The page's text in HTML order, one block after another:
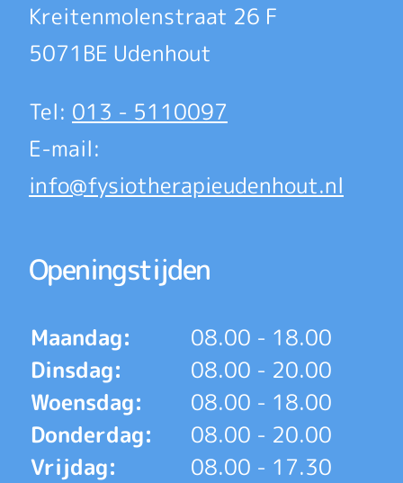
Kreitenmolenstraat 26 F
5071BE Udenhout
Tel: 013 - 5110097
E-mail:
info@fysiotherapieudenhout.nl
Openingstijden
Maandag:
08.00 - 18.00
Dinsdag:
08.00 - 20.00
Woensdag:
08.00 - 18.00
Donderdag:
08.00 - 20.00
Vrijdag:
08.00 - 17.30